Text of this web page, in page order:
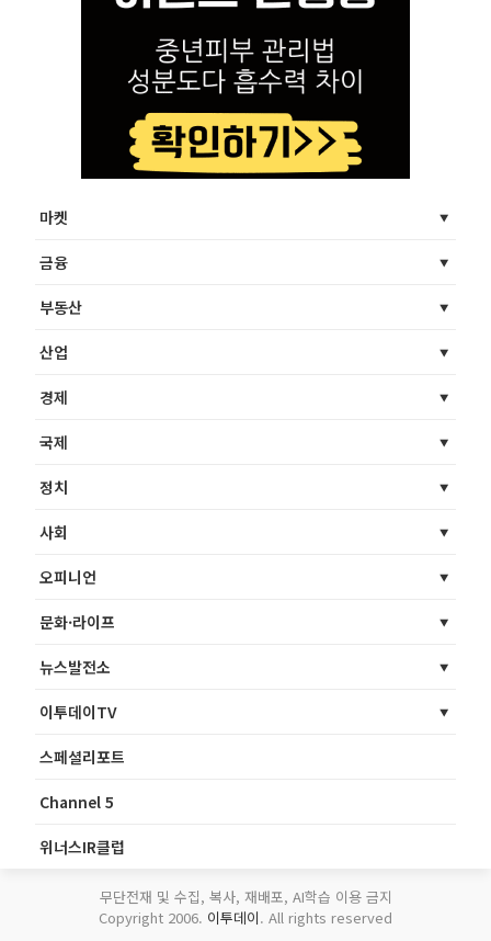
마켓
금융
부동산
산업
경제
국제
정치
사회
오피니언
문화·라이프
뉴스발전소
이투데이TV
스페셜리포트
Channel 5
위너스IR클럽
무단전재 및 수집, 복사, 재배포, AI학습 이용 금지
Copyright 2006. 이투데이. All rights reserved